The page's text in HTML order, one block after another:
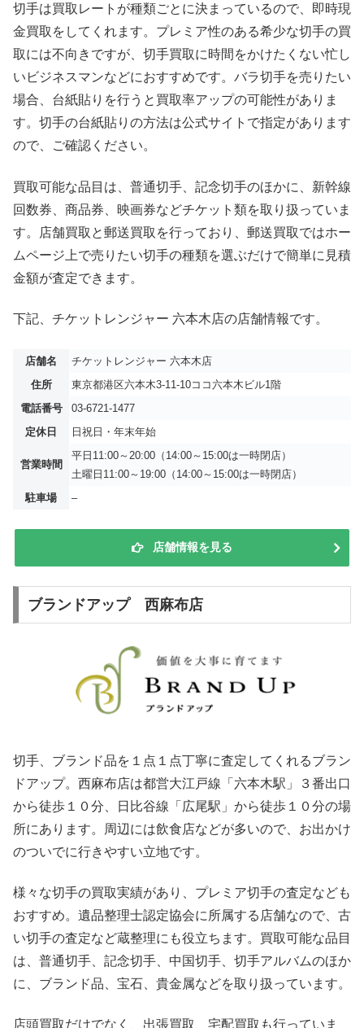
切手は買取レートが種類ごとに決まっているので、即時現
金買取をしてくれます。プレミア性のある希少な切手の買
取には不向きですが、切手買取に時間をかけたくない忙し
いビジネスマンなどにおすすめです。バラ切手を売りたい
場合、台紙貼りを行うと買取率アップの可能性がありま
す。切手の台紙貼りの方法は公式サイトで指定があります
ので、ご確認ください。
買取可能な品目は、普通切手、記念切手のほかに、新幹線
回数券、商品券、映画券などチケット類を取り扱っていま
す。店舗買取と郵送買取を行っており、郵送買取ではホー
ムページ上で売りたい切手の種類を選ぶだけで簡単に見積
金額が査定できます。
下記、チケットレンジャー 六本木店の店舗情報です。
店舗名
チケットレンジャー 六本木店
住所
東京都港区六本木3-11-10ココ六本木ビル1階
電話番号
03-6721-1477
定休日
日祝日・年末年始
営業時間
平日11:00～20:00（14:00～15:00は一時閉店）
土曜日11:00～19:00（14:00～15:00は一時閉店）
駐車場
–
店舗情報を見る
ブランドアップ 西麻布店
切手、ブランド品を１点１点丁寧に査定してくれるブラン
ドアップ。西麻布店は都営大江戸線「六本木駅」３番出口
から徒歩１０分、日比谷線「広尾駅」から徒歩１０分の場
所にあります。周辺には飲食店などが多いので、お出かけ
のついでに行きやすい立地です。
様々な切手の買取実績があり、プレミア切手の査定なども
おすすめ。遺品整理士認定協会に所属する店舗なので、古
い切手の査定など蔵整理にも役立ちます。買取可能な品目
は、普通切手、記念切手、中国切手、切手アルバムのほか
に、ブランド品、宝石、貴金属などを取り扱っています。
店頭買取だけでなく、出張買取、宅配買取も行っていま